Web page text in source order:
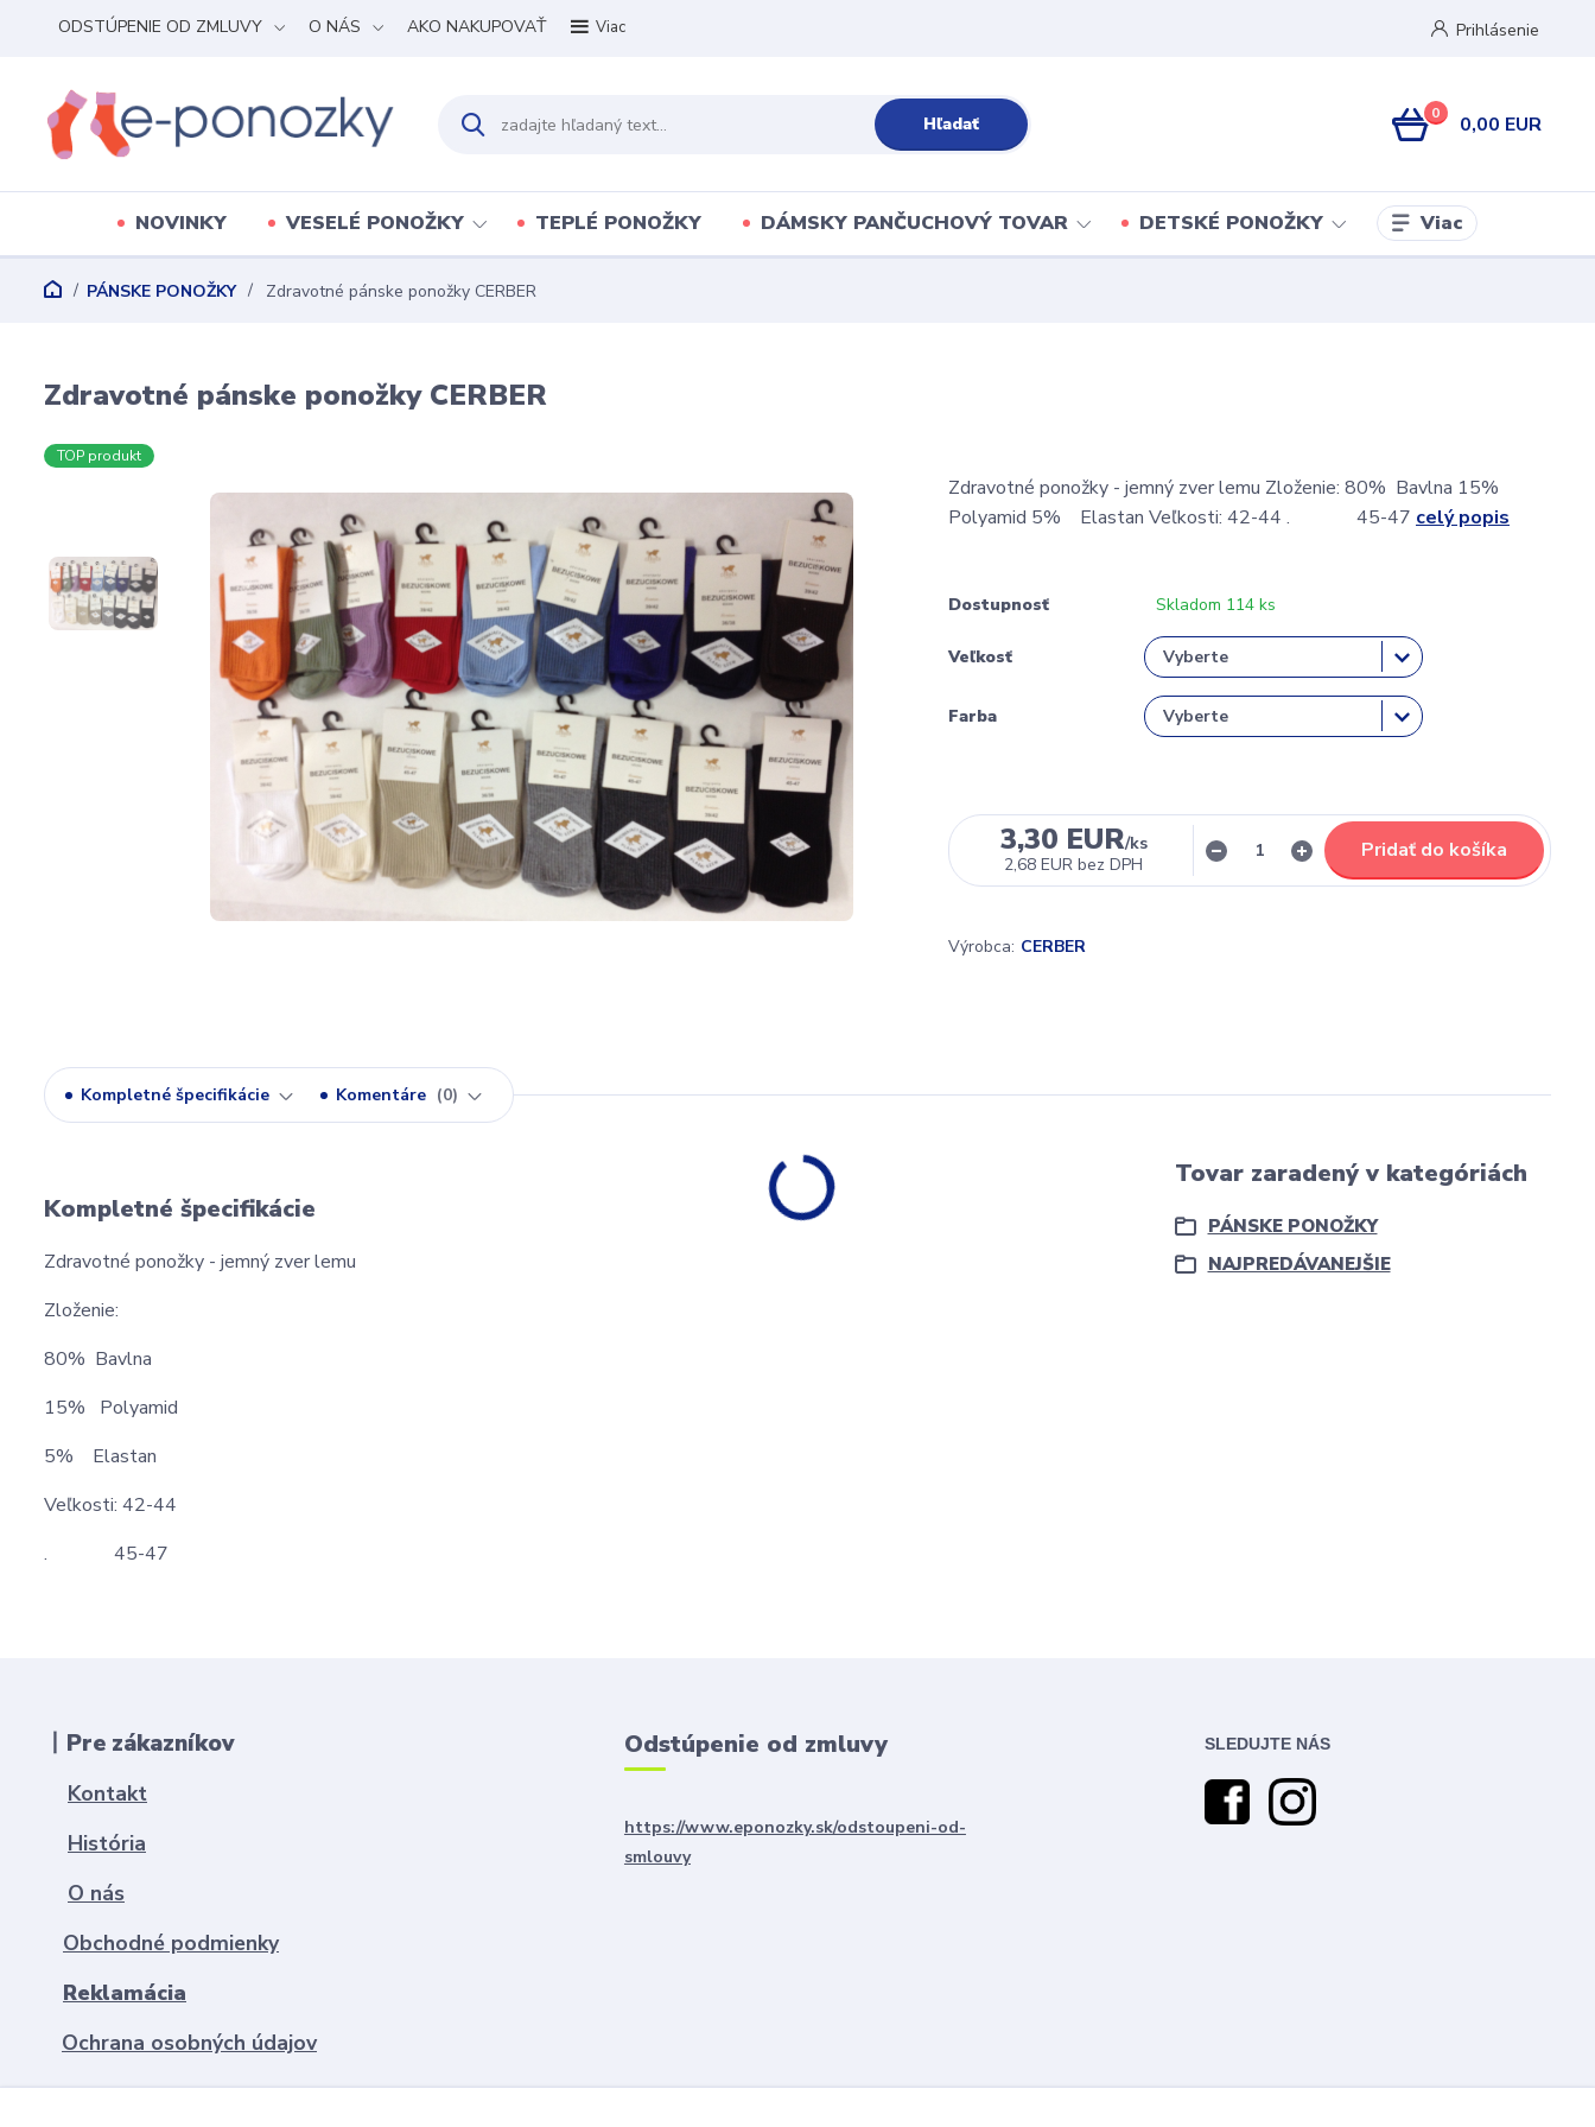
ODSTÚPENIE OD ZMLUVY O NÁS AKO NAKUPOVAŤ Viac Prihlásenie
Hľadať 0 0,00 EUR
NOVINKY VESELÉ PONOŽKY TEPLÉ PONOŽKY DÁMSKY PANČUCHOVÝ TOVAR DETSKÉ PONOŽKY Viac
PÁNSKE PONOŽKY Zdravotné pánske ponožky CERBER
Zdravotné pánske ponožky CERBER
TOP produkt
Zdravotné ponožky - jemný zver lemu Zloženie: 80% Bavlna 15%
Polyamid 5% Elastan Veľkosti: 42-44 . 45-47 celý popis
Dostupnosť Skladom 114 ks
Veľkosť
Farba
3,30 EUR/ks
2,68 EUR bez DPH
Pridať do košíka
Výrobca: CERBER
Kompletné špecifikácie Komentáre 0
Kompletné špecifikácie
Zdravotné ponožky - jemný zver lemu
Zloženie:
80% Bavlna
15% Polyamid
5% Elastan
Veľkosti: 42-44
. 45-47
Tovar zaradený v kategóriách
PÁNSKE PONOŽKY
NAJPREDÁVANEJŠIE
丨Pre zákazníkov
Kontakt
História
O nás
Obchodné podmienky
Reklamácia
Ochrana osobných údajov
Odstúpenie od zmluvy
https://www.eponozky.sk/odstoupeni-od-
smlouvy
SLEDUJTE NÁS